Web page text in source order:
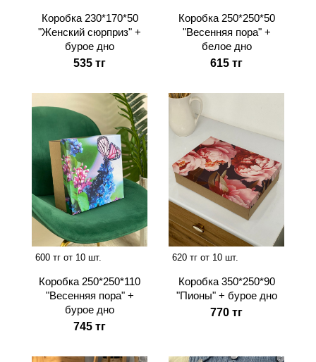
Коробка 230*170*50
"Женский сюрприз" +
бурое дно
535 тг
Коробка 250*250*50
"Весенняя пора" +
белое дно
615 тг
600 тг от 10 шт.
Коробка 250*250*110
"Весенняя пора" +
бурое дно
745 тг
620 тг от 10 шт.
Коробка 350*250*90
"Пионы" + бурое дно
770 тг